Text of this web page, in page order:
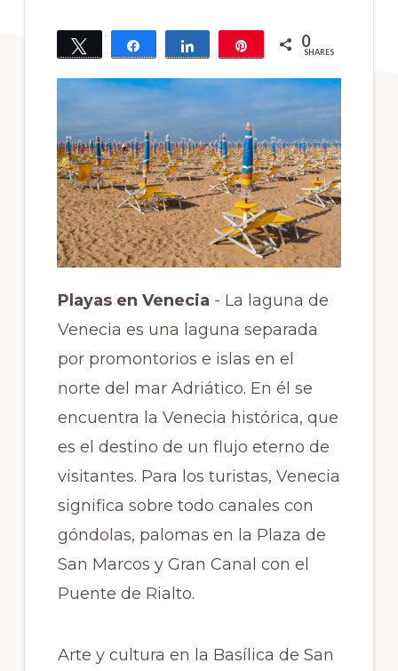
Tweet Share Share 0
SHARES
Playas en Venecia - La laguna de
Venecia es una laguna separada
por promontorios e islas en el
norte del mar Adriático. En él se
encuentra la Venecia histórica, que
es el destino de un flujo eterno de
visitantes. Para los turistas, Venecia
significa sobre todo canales con
góndolas, palomas en la Plaza de
San Marcos y Gran Canal con el
Puente de Rialto.
Arte y cultura en la Basílica de San